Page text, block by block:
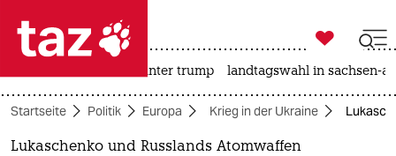
 taz zahl ich
taz zahl ich

taz zahl ich
usa unter trump landtagswahl in sachsen-
Startseite Politik Europa Krieg in der Ukraine
Lukaschenko und Russlands Atomwaffen